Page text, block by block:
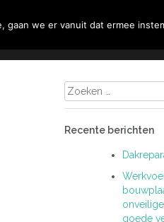
Renovatie
Zoeken
naar:
Recente berichten
goede
gaan we er vanuit dat ermee